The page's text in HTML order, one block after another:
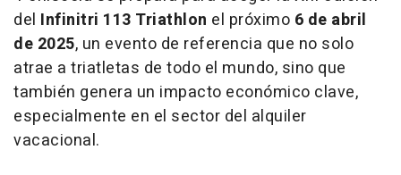
del Infinitri 113 Triathlon el próximo 6 de abril
de 2025, un evento de referencia que no solo
atrae a triatletas de todo el mundo, sino que
también genera un impacto económico clave,
especialmente en el sector del alquiler
vacacional.